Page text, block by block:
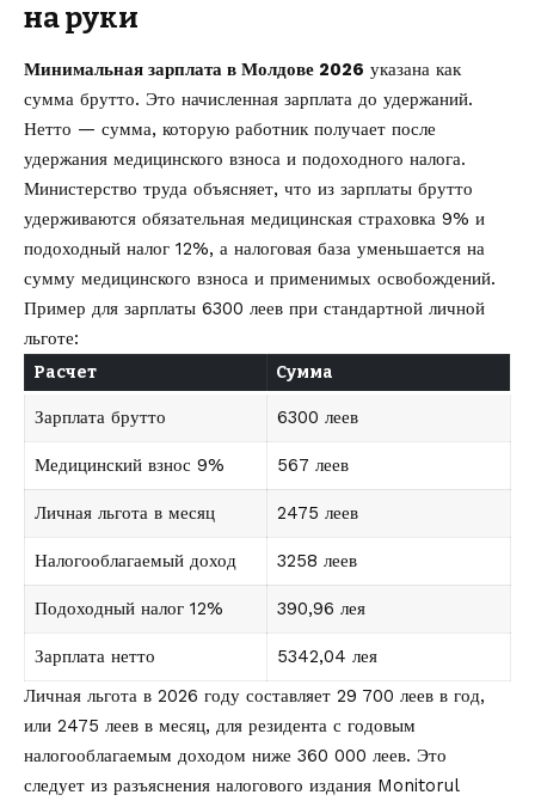
на руки
Минимальная зарплата в Молдове 2026 указана как
сумма брутто. Это начисленная зарплата до удержаний.
Нетто — сумма, которую работник получает после
удержания медицинского взноса и подоходного налога.
Министерство труда объясняет, что из зарплаты брутто
удерживаются обязательная медицинская страховка 9% и
подоходный налог 12%, а налоговая база уменьшается на
сумму медицинского взноса и применимых освобождений.
Пример для зарплаты 6300 леев при стандартной личной
льготе:
Расчет Сумма
Зарплата брутто 6300 леев
Медицинский взнос 9% 567 леев
Личная льгота в месяц 2475 леев
Налогооблагаемый доход 3258 леев
Подоходный налог 12% 390,96 лея
Зарплата нетто
5342,04 лея
Личная льгота в 2026 году составляет 29 700 леев в год,
или 2475 леев в месяц, для резидента с годовым
налогооблагаемым доходом ниже 360 000 леев. Это
следует из разъяснения налогового издания Monitorul